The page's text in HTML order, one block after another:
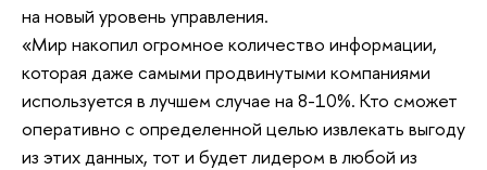
на новый уровень управления.
«Мир накопил огромное количество информации,
которая даже самыми продвинутыми компаниями
используется в лучшем случае на 8-10%. Кто сможет
оперативно с определенной целью извлекать выгоду
из этих данных, тот и будет лидером в любой из